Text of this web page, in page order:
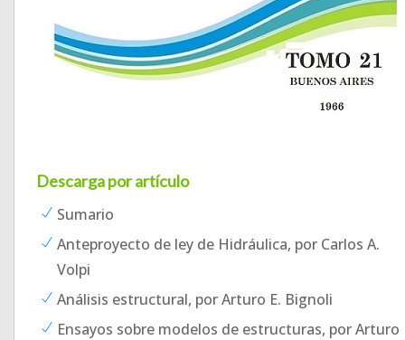
Descarga por artículo
Sumario
Anteproyecto de ley de Hidráulica, por Carlos A.
Volpi
Análisis estructural, por Arturo E. Bignoli
Ensayos sobre modelos de estructuras, por Arturo